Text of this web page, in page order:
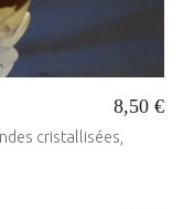
8,50 €
cristallisées,